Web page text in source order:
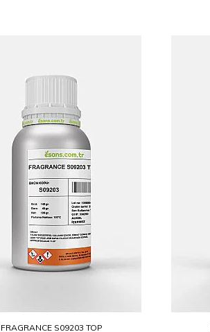
FRAGRANCE S09203 TOP